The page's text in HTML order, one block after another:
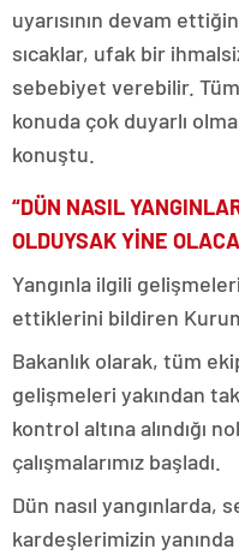
uyarısının devam
sıcaklar, ufak bir
sebebiyet verebilir.
konuda çok duyarlı
konuştu.
“DÜN NASIL
OLDUYSAK YİNE
Yangınla ilgili
ettiklerini bildiren
Bakanlık olarak, tüm
gelişmeleri yakından
kontrol altına alındığı
çalışmalarımız başladı.
Dün nasıl yangınlarda,
kardeşlerimizin